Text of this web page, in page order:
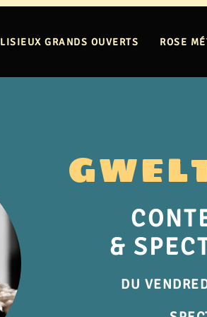
LISIEUX GRANDS OUVERTS ROSE
&
DU